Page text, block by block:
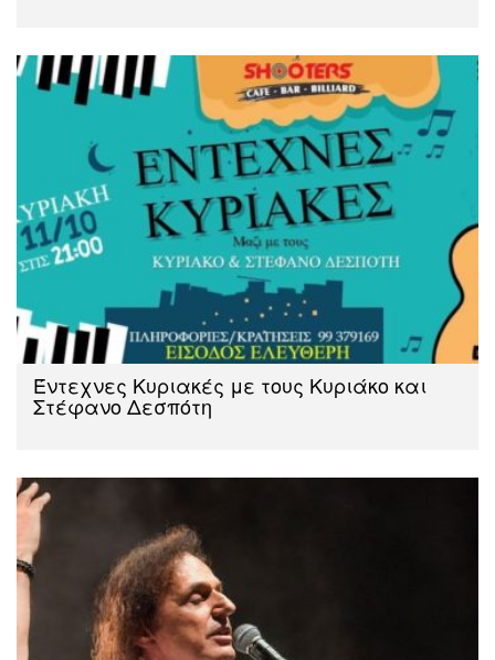
Έντεχνες Κυριακές με τους Κυριάκο και
Στέφανο Δεσπότη